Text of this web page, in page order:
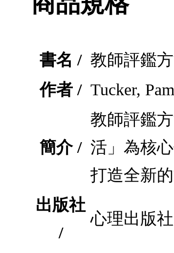
書名 / 教師評鑑
作者 / Tucker,
簡介 /
教師評鑑
活」為核
打造全新
出版社
/
心理出版